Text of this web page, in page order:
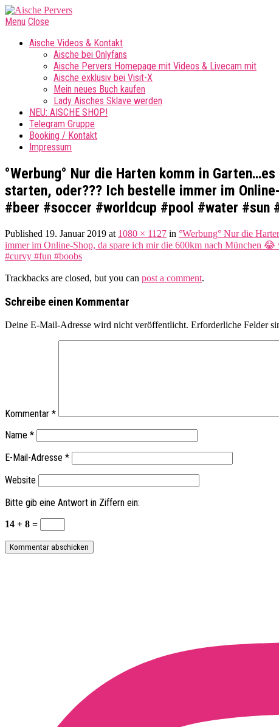
Menu Close
Aische Videos & Kontakt
Aische bei Onlyfans
Aische Pervers Homepage mit Videos & Livecam mit
Aische exklusiv bei Visit-X
Mein neues Buch kaufen
Lady Aisches Sklave werden
NEU: AISCHE SHOP!
Telegram Gruppe
Booking / Kontakt
Impressum
°Werbung° Nur die Harten komm in
starten, oder??? Ich bestelle immer im
#beer #soccer #worldcup #pool #water #sun
Published 19. Januar 2019 at 1080 × 1127 in °Werbung° Nur die
immer im Online-Shop, da spare ich mir die 600km nach München
#curvy #fun #boobs
Trackbacks are closed, but you can post a comment.
Schreibe einen Kommentar
Deine E-Mail-Adresse wird nicht veröffentlicht. Erforderliche Felder
Kommentar *
Name *
E-Mail-Adresse *
Website
Bitte gib eine Antwort in Ziffern ein:
14 + 8 =